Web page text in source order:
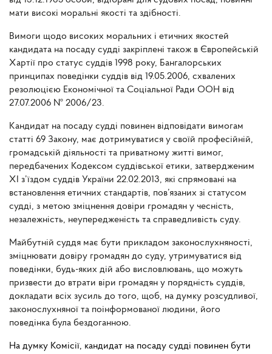
мати високі моральні якості та здібності.
Вимоги щодо високих моральних і етичних якостей
кандидата на посаду судді закріплені також в Європейській
Хартії про статус суддів 1998 року, Бангалорських
принципах поведінки суддів від 19.05.2006, схвалених
резолюцією Економічної та Соціальної Ради ООН від
27.07.2006 № 2006/23.
Кандидат на посаду судді повинен відповідати вимогам
статті 69 Закону, має дотримуватися у своїй професійній,
громадській діяльності та приватному житті вимог,
передбачених Кодексом суддівської етики, затвердженим
ХІ з’їздом суддів України 22.02.2013, які спрямовані на
встановлення етичних стандартів, пов’язаних зі статусом
судді, з метою зміцнення довіри громадян у чесність,
незалежність, неупередженість та справедливість суду.
Майбутній суддя має бути прикладом законослухняності,
зміцнювати довіру громадян до суду, утримуватися від
поведінки, будь-яких дій або висловлювань, що можуть
призвести до втрати віри громадян у порядність суддів,
докладати всіх зусиль до того, щоб, на думку розсудливої,
законослухняної та поінформованої людини, його
поведінка була бездоганною.
На думку Комісії, кандидат на посаду судді повинен бути